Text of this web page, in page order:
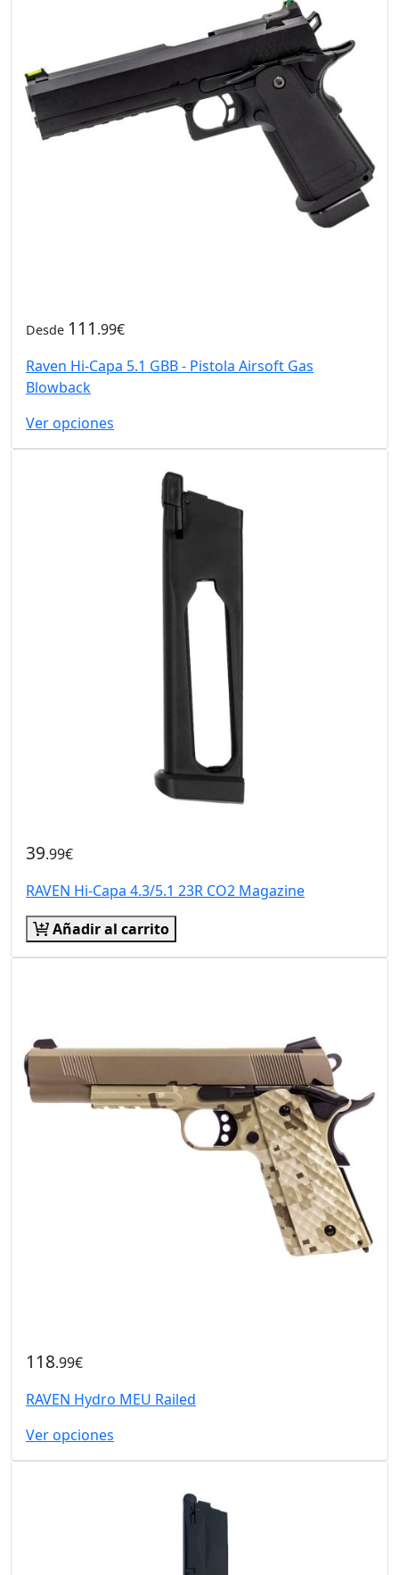
Desde 111 .99€
Raven Hi-Capa 5.1 GBB - Pistola Airsoft Gas
Blowback
Ver opciones
39.99€
RAVEN Hi-Capa 4.3/5.1 23R CO2 Magazine
Añadir al carrito
118.99€
RAVEN Hydro MEU Railed
Ver opciones